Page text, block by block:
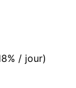
/ jour)